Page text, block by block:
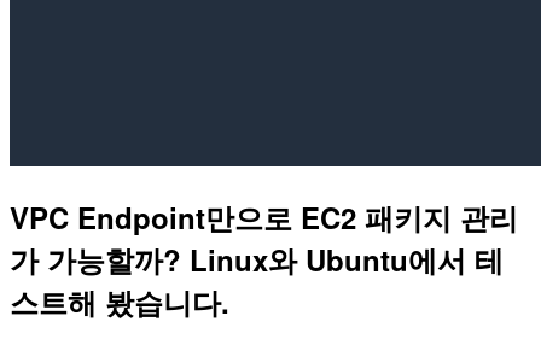
VPC Endpoint만으로 EC2 패키지 관리
가 가능할까? Linux와 Ubuntu에서 테
스트해 봤습니다.